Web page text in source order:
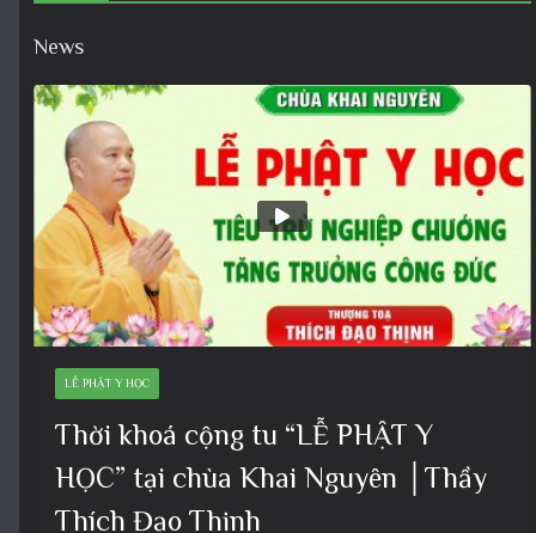
News
LỄ PHẬT Y HỌC
Thời khoá cộng tu “LỄ PHẬT Y
HỌC” tại chùa Khai Nguyên │Thầy
Thích Đạo Thịnh